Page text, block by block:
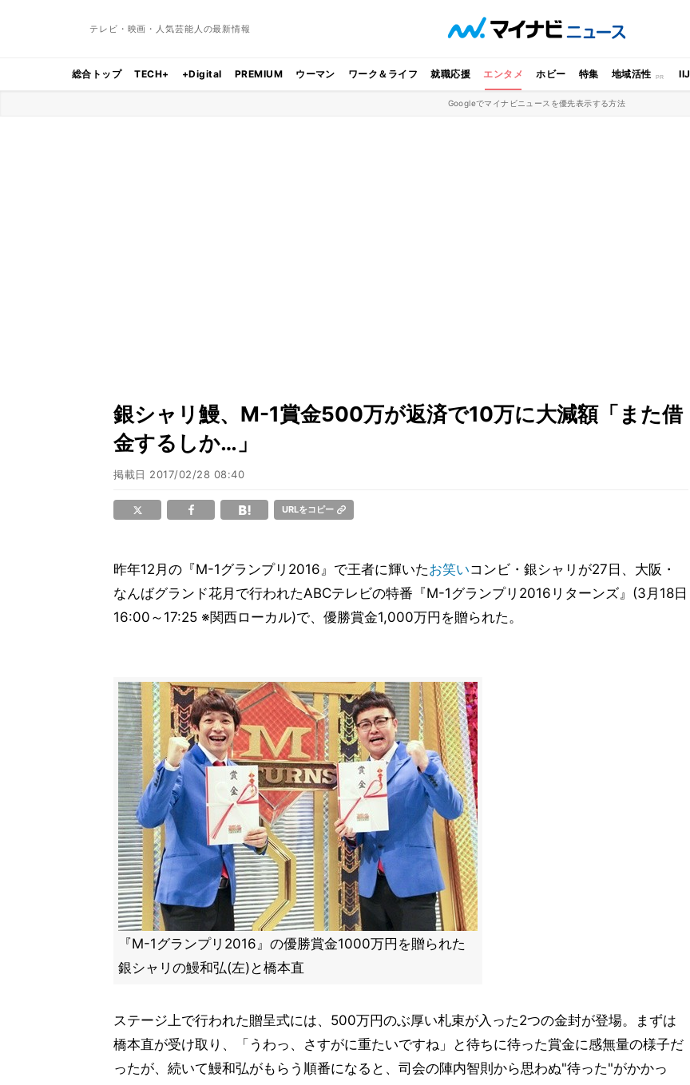
テレビ・映画・人気芸能人の最新情報
総合トップ TECH+ +Digital PREMIUM ウーマン ワーク＆ライフ 就職応援 エンタメ ホビー 特集 地域活性 IIJ
Googleでマイナビニュースを優先表示する方法
銀シャリ鰻、M-1賞金500万が返済で10万に大減額「また借
金するしか…」
掲載日 2017/02/28 08:40
URLをコピー
昨年12月の『M-1グランプリ2016』で王者に輝いたお笑いコンビ・銀シャリが27日、大阪・
なんばグランド花月で行われたABCテレビの特番『M-1グランプリ2016リターンズ』(3月18日
16:00～17:25 ※関西ローカル)で、優勝賞金1,000万円を贈られた。
『M-1グランプリ2016』の優勝賞金1000万円を贈られた
銀シャリの鰻和弘(左)と橋本直
ステージ上で行われた贈呈式には、500万円のぶ厚い札束が入った2つの金封が登場。まずは
橋本直が受け取り、「うわっ、さすがに重たいですね」と待ちに待った賞金に感無量の様子だ
ったが、続いて鰻和弘がもらう順番になると、司会の陣内智則から思わぬ"待った"がかかっ